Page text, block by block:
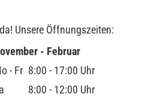
Unsere Öffnungszeiten:
- Februar
- Fr 8:00 - 17:00 Uhr
8:00 - 12:00 Uhr